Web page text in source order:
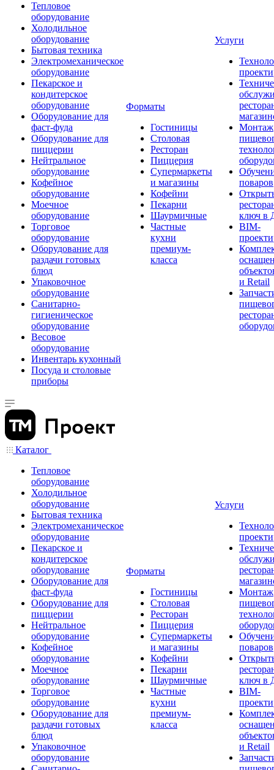
Тепловое
оборудование
Холодильное
оборудование
Бытовая техника
Электромеханическое
оборудование
Пекарское и
кондитерское
оборудование
Оборудование для
фаст-фуда
Оборудование для
пиццерии
Нейтральное
оборудование
Кофейное
оборудование
Моечное
оборудование
Торговое
оборудование
Оборудование для
раздачи готовых
блюд
Упаковочное
оборудование
Санитарно-
гигиеническое
оборудование
Весовое
оборудование
Инвентарь кухонный
Посуда и столовые
приборы
Форматы
Гостиницы
Столовая
Ресторан
Пиццерия
Супермаркеты
и магазины
Кофейни
Пекарни
Шаурмичные
Частные
кухни
премиум-
класса
Услуги
Монтаж
поваров
ключ в
BIM-
и Retail
Каталог
Тепловое
оборудование
Холодильное
оборудование
Бытовая техника
Электромеханическое
оборудование
Пекарское и
кондитерское
оборудование
Оборудование для
фаст-фуда
Оборудование для
пиццерии
Нейтральное
оборудование
Кофейное
оборудование
Моечное
оборудование
Торговое
оборудование
Оборудование для
раздачи готовых
блюд
Упаковочное
оборудование
Форматы
Гостиницы
Столовая
Ресторан
Пиццерия
Супермаркеты
и магазины
Кофейни
Пекарни
Шаурмичные
Частные
кухни
премиум-
класса
Услуги
Монтаж
поваров
ключ в
BIM-
и Retail